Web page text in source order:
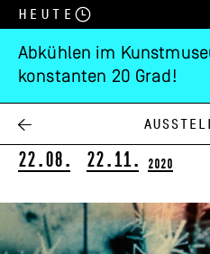
Heute
Abkühlen im
konstanten 20 Grad!
Andreas
Eis
22.08. 22.11. 2020